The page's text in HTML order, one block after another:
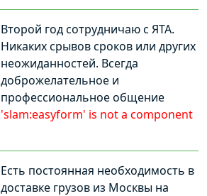
Второй год сотрудничаю с ЯТА.
Никаких срывов сроков или других
неожиданностей. Всегда
доброжелательное и
профессиональное общение
'slam:easyform' is not a component
Есть постоянная необходимость в
доставке грузов из Москвы на